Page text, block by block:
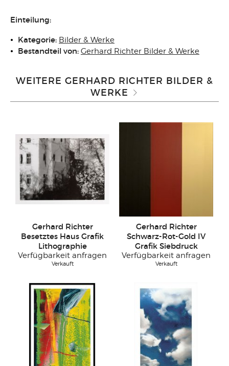
Einteilung:
Kategorie: Bilder & Werke
Bestandteil von: Gerhard Richter Bilder & Werke
WEITERE GERHARD RICHTER BILDER &
WERKE
Gerhard Richter
Besetztes Haus Grafik
Lithographie
Verfügbarkeit anfragen
Verkauft
Gerhard Richter
Schwarz-Rot-Gold IV
Grafik Siebdruck
Verfügbarkeit anfragen
Verkauft